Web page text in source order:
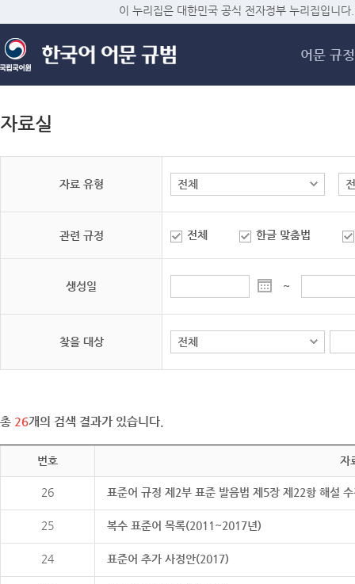
메
이 누리집은 대한민국 공식 전자정부 누리집입니다.
어문 규정
자료실
자료 유형
관련 규정 전체 한글 맞춤법
생성일 ~
찾을 대상
총 26개의 검색 결과가 있습니다.
번호 자
26 표준어 규정 제2부 표준 발음법 제5장 제22항 해설
25 복수 표준어 목록(2011~2017년)
24 표준어 추가 사정안(2017)